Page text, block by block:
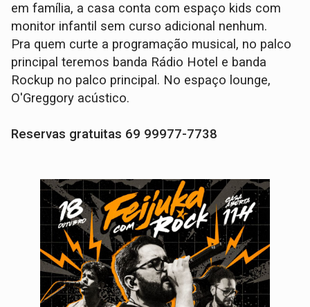
em família, a casa conta com espaço kids com
monitor infantil sem curso adicional nenhum.
Pra quem curte a programação musical, no palco
principal teremos banda Rádio Hotel e banda
Rockup no palco principal. No espaço lounge,
O'Greggory acústico.
Reservas gratuitas 69 99977-7738